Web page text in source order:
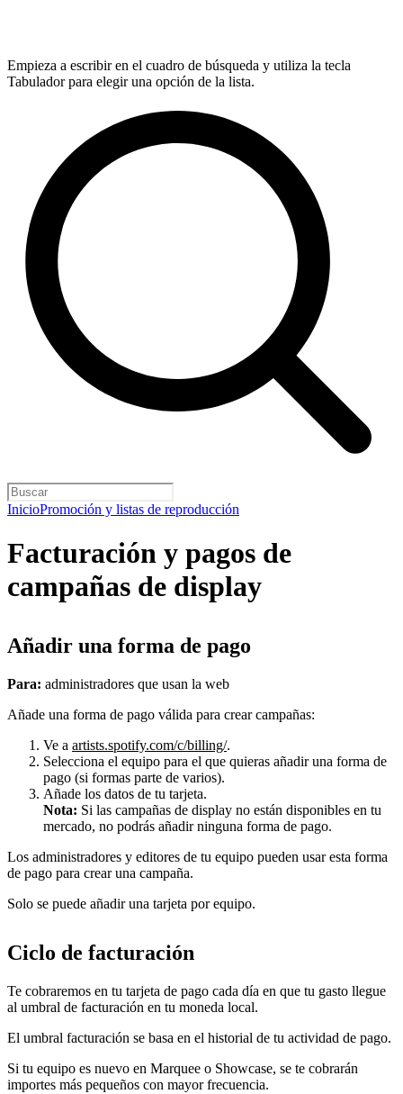
Empieza a escribir en el cuadro de búsqueda y utiliza la tecla
Tabulador para elegir una opción de la lista.
InicioPromoción y listas de reproducción
Facturación y pagos de
campañas de display
Añadir una forma de pago
Para: administradores que usan la web
Añade una forma de pago válida para crear campañas:
Ve a artists.spotify.com/c/billing/.
Selecciona el equipo para el que quieras añadir una forma de
pago (si formas parte de varios).
Añade los datos de tu tarjeta.
Nota: Si las campañas de display no están disponibles en tu
mercado, no podrás añadir ninguna forma de pago.
Los administradores y editores de tu equipo pueden usar esta forma
de pago para crear una campaña.
Solo se puede añadir una tarjeta por equipo.
Ciclo de facturación
Te cobraremos en tu tarjeta de pago cada día en que tu gasto llegue
al umbral de facturación en tu moneda local.
El umbral facturación se basa en el historial de tu actividad de pago.
Si tu equipo es nuevo en Marquee o Showcase, se te cobrarán
importes más pequeños con mayor frecuencia.